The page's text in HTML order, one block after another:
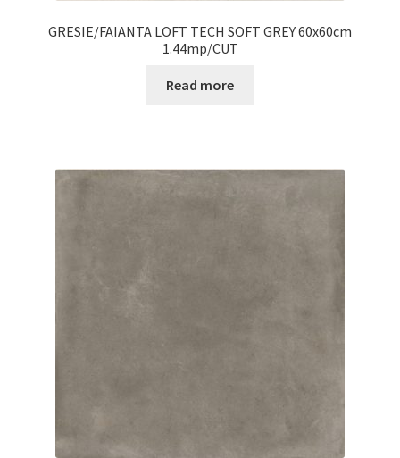
GRESIE/FAIANTA LOFT TECH SOFT GREY 60x60cm
1.44mp/CUT
Read more